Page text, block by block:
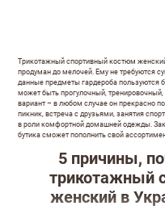
Трикотажный спортивный костюм
продуман до мелочей. Ему не требуются
данные предметы гардероба пользуются
может быть прогулочный,
вариант – в любом случае он прекрасно
пикник, встреча с друзьями, занятия
в роли комфортной домашней одежды.
бутика сможет пополнить свой
5 причины,
трикотажный
женский в
email
Комментарий